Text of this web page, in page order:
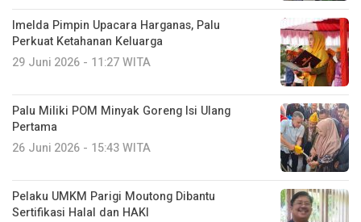
Imelda Pimpin Upacara Harganas, Palu
Perkuat Ketahanan Keluarga
29 Juni 2026 - 11:27 WITA
Palu Miliki POM Minyak Goreng Isi Ulang
Pertama
26 Juni 2026 - 15:43 WITA
Pelaku UMKM Parigi Moutong Dibantu
Sertifikasi Halal dan HAKI